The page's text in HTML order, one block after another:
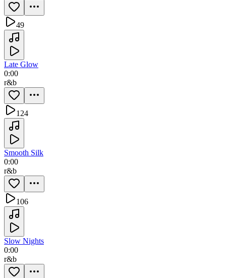
49
Late Glow
0:00
r&b
124
Smooth Silk
0:00
r&b
106
Slow Nights
0:00
r&b